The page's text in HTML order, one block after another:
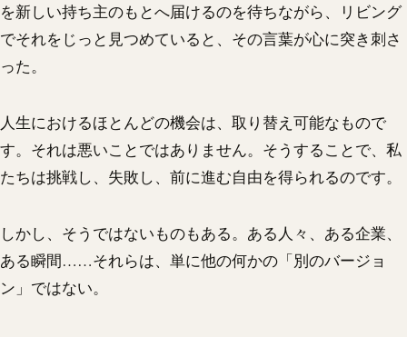
を新しい持ち主のもとへ届けるのを待ちながら、リビング
でそれをじっと見つめていると、その言葉が心に突き刺さ
った。
人生におけるほとんどの機会は、取り替え可能なもので
す。それは悪いことではありません。そうすることで、私
たちは挑戦し、失敗し、前に進む自由を得られるのです。
しかし、そうではないものもある。ある人々、ある企業、
ある瞬間……それらは、単に他の何かの「別のバージョ
ン」ではない。